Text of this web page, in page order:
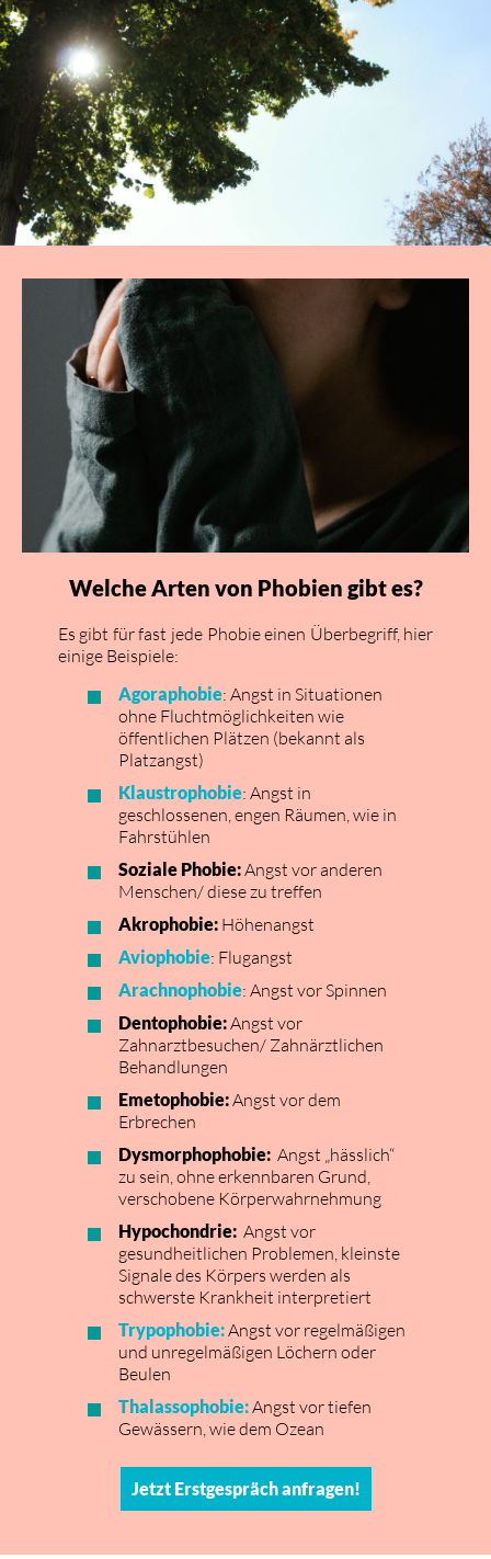
Welche Arten von Phobien gibt es?
Es gibt für fast jede Phobie einen Überbegriff, hier
einige Beispiele:
Agoraphobie: Angst in Situationen
ohne Fluchtmöglichkeiten wie
öffentlichen Plätzen (bekannt als
Platzangst)
Klaustrophobie: Angst in
geschlossenen, engen Räumen, wie in
Fahrstühlen
Soziale Phobie:Angst vor anderen
Menschen/ diese zu treffen
Akrophobie:Höhenangst
Aviophobie: Flugangst
Arachnophobie: Angst vor Spinnen
Dentophobie:Angst vor
Zahnarztbesuchen/ Zahnärztlichen
Behandlungen
Emetophobie:Angst vor dem
Erbrechen
Dysmorphophobie: Angst „hässlich“
zu sein, ohne erkennbaren Grund,
verschobene Körperwahrnehmung
Hypochondrie:Angst vor
gesundheitlichen Problemen, kleinste
Signale des Körpers werden als
schwerste Krankheit interpretiert
Trypophobie:Angst vor regelmäßigen
und unregelmäßigen Löchern oder
Beulen
Thalassophobie:Angst vor tiefen
Gewässern, wie dem Ozean
Jetzt Erstgespräch anfragen!